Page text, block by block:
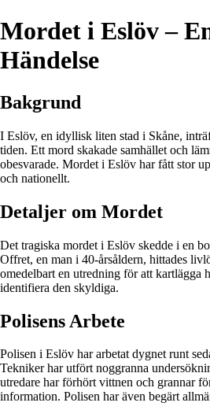
Mordet i Eslöv –
Händelse
Bakgrund
I Eslöv, en idyllisk liten stad i Skåne,
tiden. Ett mord skakade samhället och
obesvarade. Mordet i Eslöv har fått stor
och nationellt.
Detaljer om Mordet
Det tragiska mordet i Eslöv skedde i en
Offret, en man i 40-årsåldern, hittades
omedelbart en utredning för att kartlägga
identifiera den skyldiga.
Polisens Arbete
Polisen i Eslöv har arbetat dygnet runt
Tekniker har utfört noggranna
utredare har förhört vittnen och grannar
information. Polisen har även begärt